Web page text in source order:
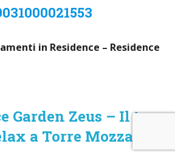
in Residence – Residence
Garden Zeus – Il tuo
a Torre Mozza